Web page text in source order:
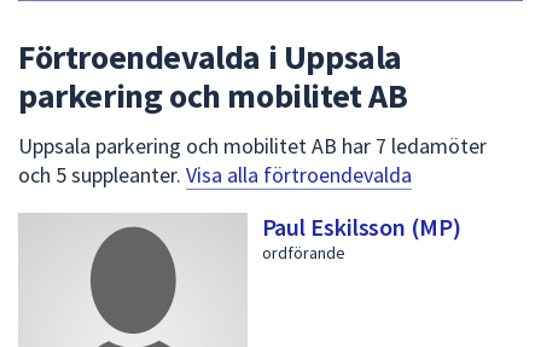
Förtroendevalda i Uppsala
parkering och mobilitet AB
Uppsala parkering och mobilitet AB har 7 ledamöter
och 5 suppleanter. Visa alla förtroendevalda
Paul Eskilsson (MP)
ordförande